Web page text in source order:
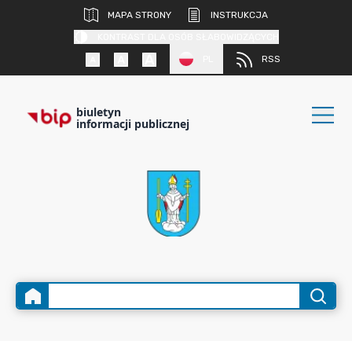
MAPA STRONY
INSTRUKCJA
RSS
biuletyn
informacji publicznej